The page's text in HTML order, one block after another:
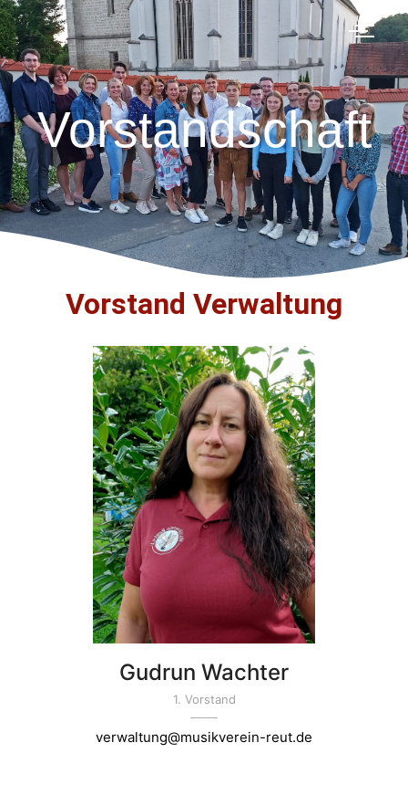
Vorstandschaft
Vorstand Verwaltung
Gudrun Wachter
1. Vorstand
verwaltung@musikverein-reut.de